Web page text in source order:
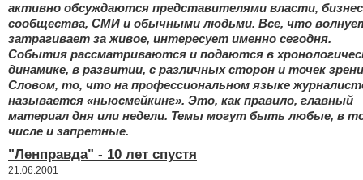
активно обсуждаются представителями власти,
сообщества, СМИ и обычными людьми. Все, что
затрагивает за живое, интересует именно сегодня.
События рассматриваются и подаются в
динамике, в развитии, с различных сторон и точек
Словом, то, что на профессиональном языке
называется «ньюсмейкинг». Это, как правило, главный
материал дня или недели. Темы могут быть любые, в
числе и запретные.
"Ленправда" - 10 лет спустя
21.06.2001